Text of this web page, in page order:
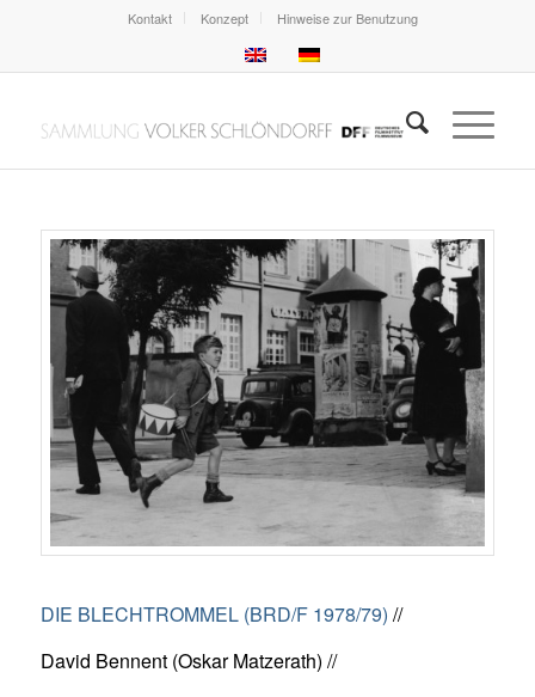
Kontakt Konzept Hinweise zur Benutzung
DIE BLECHTROMMEL (BRD/F 1978/79) //
David Bennent (Oskar Matzerath) //